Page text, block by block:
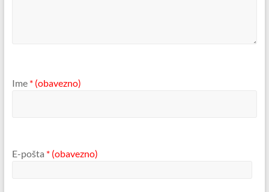
Ime * (obavezno)
E-pošta * (obavezno)